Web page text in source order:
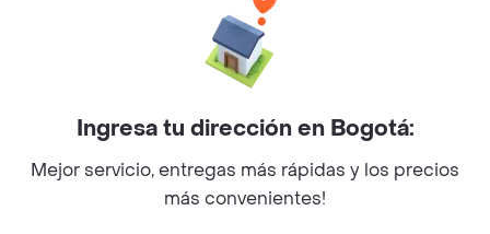
Sobre Rappi
Facebook
TwitterInstagram
Ingresa tu dirección en Bogotá:
Mejor servicio, entregas más rápidas y los precios
más convenientes!